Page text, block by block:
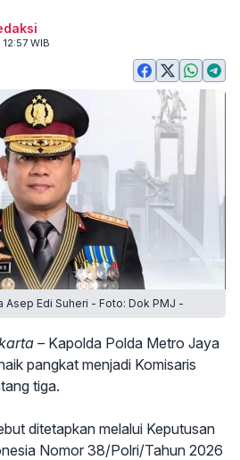
WIB
Edi Suheri - Foto: Dok PMJ -
–Kapolda Polda Metro Jaya
pangkat menjadi Komisaris
tiga.
ditetapkan melalui Keputusan
Nomor 38/Polri/Tahun 2026